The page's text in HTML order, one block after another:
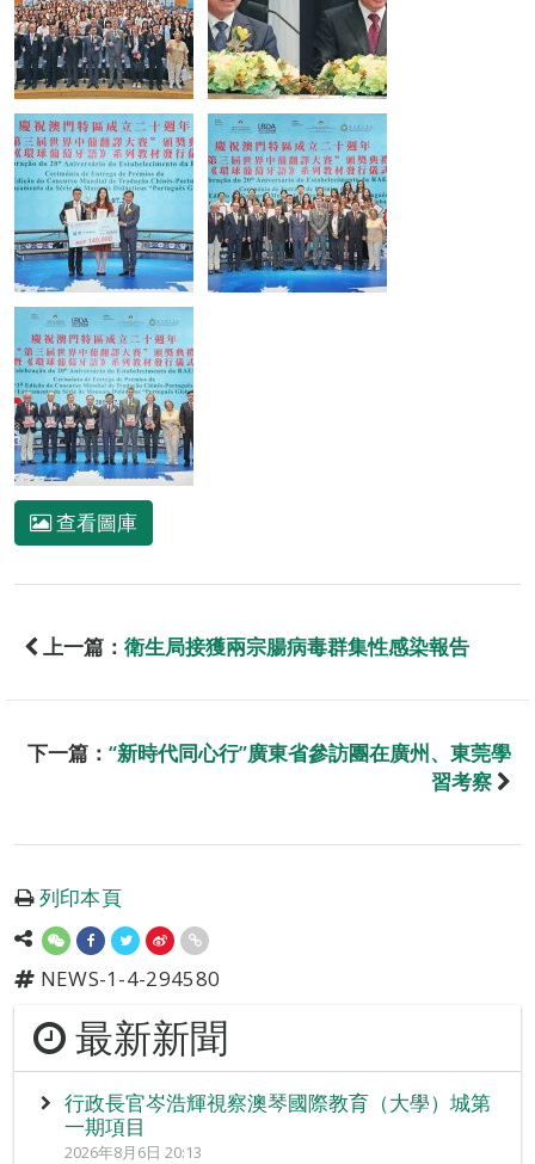
查看圖庫
上一篇： 衛生局接獲兩宗腸病毒群集性感染報告
下一篇： “新時代同心行”廣東省參訪團在廣州、東莞學
習考察
列印本頁
NEWS-1-4-294580
最新新聞
行政長官岑浩輝視察澳琴國際教育（大學）城第
一期項目
2026年8月6日 20:13